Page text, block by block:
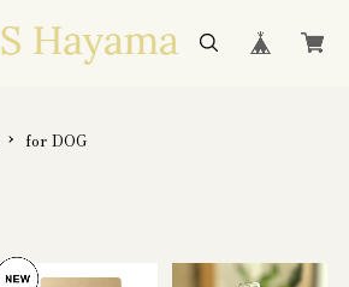
for DOG